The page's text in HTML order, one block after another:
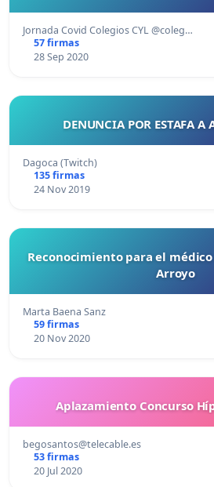
Jornada Covid Colegios CYL @coleg…
57 firmas
28 Sep 2020
DENUNCIA POR ESTAFA A
Dagoca (Twitch)
135 firmas
24 Nov 2019
Reconocimiento para el
Arroyo
Marta Baena Sanz
59 firmas
20 Nov 2020
Aplazamiento Concurso
begosantos@telecable.es
53 firmas
20 Jul 2020